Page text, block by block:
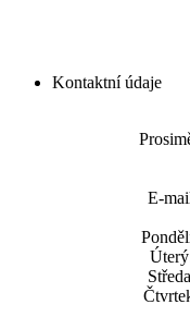
Kontaktní údaje
E-